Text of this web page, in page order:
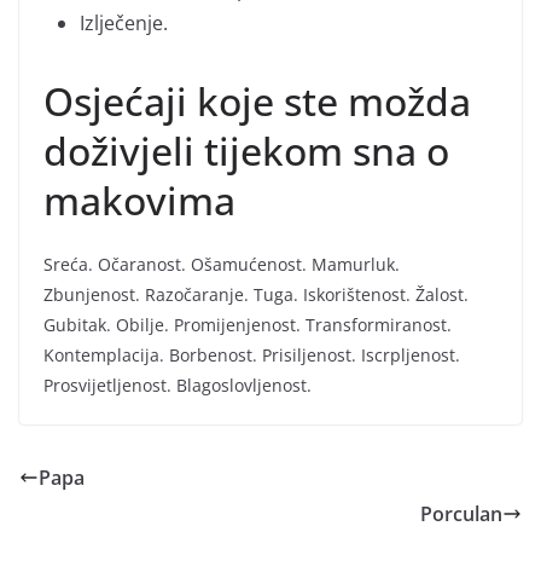
Izlječenje.
Osjećaji koje ste možda
doživjeli tijekom sna o
makovima
Sreća. Očaranost. Ošamućenost. Mamurluk.
Zbunjenost. Razočaranje. Tuga. Iskorištenost. Žalost.
Gubitak. Obilje. Promijenjenost. Transformiranost.
Kontemplacija. Borbenost. Prisiljenost. Iscrpljenost.
Prosvijetljenost. Blagoslovljenost.
Papa
Porculan